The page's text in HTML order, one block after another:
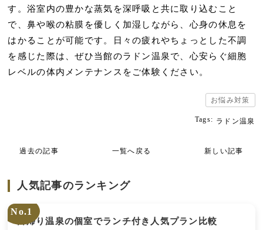
す。浴室内の豊かな蒸気を深呼吸と共に取り込むこと
で、鼻や喉の粘膜を優しく加湿しながら、心身の休息を
はかることが可能です。日々の疲れやちょっとした不調
を感じた際は、ぜひ当館のラドン温泉で、心安らぐ細胞
レベルの体内メンテナンスをご体験ください。
お悩み対策
Tags: ラドン温泉
過去の記事 一覧へ戻る 新しい記事
人気記事のランキング
No.1
日帰り温泉の個室でランチ付き人気プラン比較